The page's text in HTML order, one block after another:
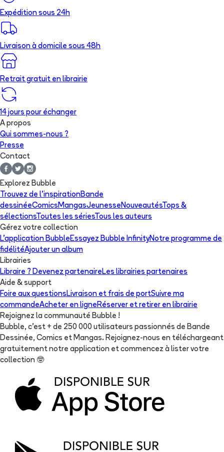
Expédition sous 24h
Livraison à domicile sous 48h
Retrait gratuit en librairie
14 jours pour échanger
A propos
Qui sommes-nous ?
Presse
Contact
Explorez Bubble
Trouvez de l'inspirationBande
dessinéeComicsMangasJeunesseNouveautésTops &
sélectionsToutes les sériesTous les auteurs
Gérez votre collection
L'application BubbleEssayez Bubble InfinityNotre programme de
fidélitéAjouter un album
Librairies
Libraire ? Devenez partenaireLes librairies partenaires
Aide & support
Foire aux questionsLivraison et frais de portSuivre ma
commandeAcheter en ligneRéserver et retirer en librairie
Rejoignez la communauté Bubble !
Bubble, c'est + de 250 000 utilisateurs passionnés de Bande
Dessinée, Comics et Mangas. Rejoignez-nous en téléchargeant
gratuitement notre application et commencez à lister votre
collection 🤓